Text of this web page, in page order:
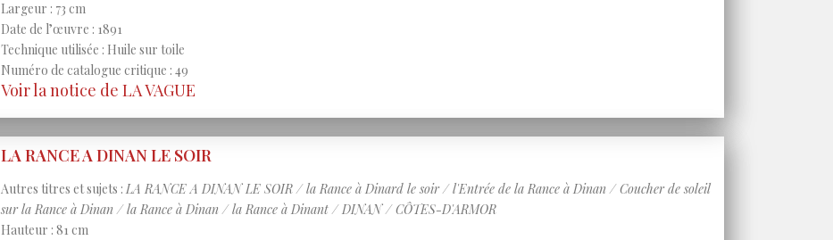
Largeur : 73 cm
Date de l’œuvre : 1891
Technique utilisée : Huile sur toile
Numéro de catalogue critique : 49
Voir la notice de LA VAGUE
LA RANCE A DINAN LE SOIR
Autres titres et sujets : LA RANCE A DINAN LE SOIR / la Rance à Dinard le soir / l'Entrée de la Rance à Dinan / Coucher de soleil
sur la Rance à Dinan / la Rance à Dinan / la Rance à Dinant / DINAN / CÔTES-D'ARMOR
Hauteur : 81 cm